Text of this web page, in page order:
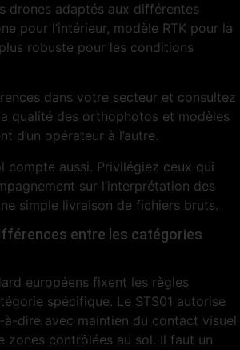
drones adaptés aux différentes
pour l’intérieur, modèle RTK pour la
robuste pour les conditions
dans votre secteur et consultez
qualité des orthophotos et modèles
d’un opérateur à l’autre.
compte aussi. Privilégiez ceux qui
sur l’interprétation des
simple livraison de fichiers bruts.
entre les catégories
européens fixent les règles
spécifique. Le STS01 autorise
à-dire avec maintien du contact visuel
zones contrôlées au sol. Il faut un